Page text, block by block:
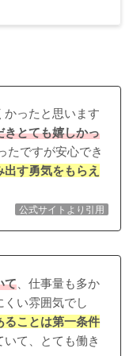
ったと思います
きとても嬉しかっ
たですが安心でき
す勇気をもらえ
公式サイトより引用
て 、仕事量も多か
くい雰囲気でし
ることは第一条件
て、とても働き